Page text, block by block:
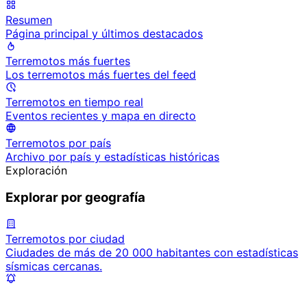
Resumen
Página principal y últimos destacados
Terremotos más fuertes
Los terremotos más fuertes del feed
Terremotos en tiempo real
Eventos recientes y mapa en directo
Terremotos por país
Archivo por país y estadísticas históricas
Exploración
Explorar por geografía
Terremotos por ciudad
Ciudades de más de 20 000 habitantes con estadísticas
sísmicas cercanas.